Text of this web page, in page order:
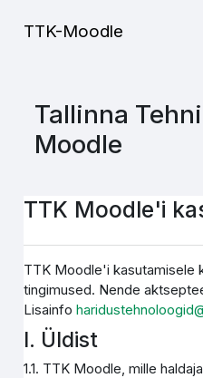
TTK-Moodle
Tallinna
Moodle
TTK Moodle'i
TTK Moodle'i kasutamisele
tingimused. Nende
Lisainfo
I. Üldist
1.1. TTK Moodle, mille